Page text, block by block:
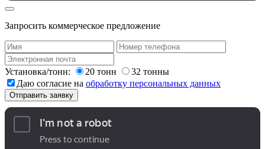
Запросить коммерческое предложение
Установка/тонн: 20 тонн
32 тонны
Даю согласие на обработку персональных данных